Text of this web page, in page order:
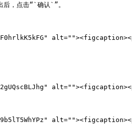
后，点击“`确认`”。